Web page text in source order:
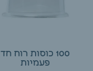
100 כוסות רוח חד
פעמיות